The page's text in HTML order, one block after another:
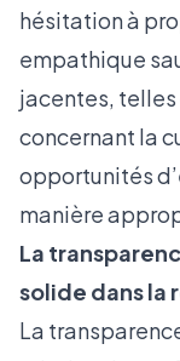
hésitation à
empathique
jacentes,
concernant la
opportunités
manière
La
solide dans la
La